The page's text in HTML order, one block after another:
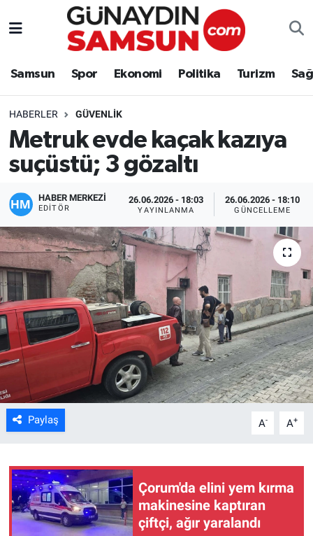
Samsun Spor Ekonomi Politika Turizm
HABERLER GÜVENLIK
Metruk evde kaçak kazıya
suçüstü; 3 gözaltı
HABER MERKEZİ
EDITÖR
26.06.2026 - 18:03
YAYINLANMA
26.06.2026 - 18:10
GÜNCELLEME
Paylaş A- A+
Çorum'da elini yem kırma
makinesine kaptıran
çiftçi, ağır yaralandı
Samsun
Politika
Turizm
Sağlık
Eğitim
Yaşam
Kültür Sanat
Bilim ve Teknoloji
Genel
Nöbetçi Eczaneler
Süper Lig Puan Durumu ve Fikstür
Tüm Manşetler
Son Dakika Haberleri
Haber Arşivi